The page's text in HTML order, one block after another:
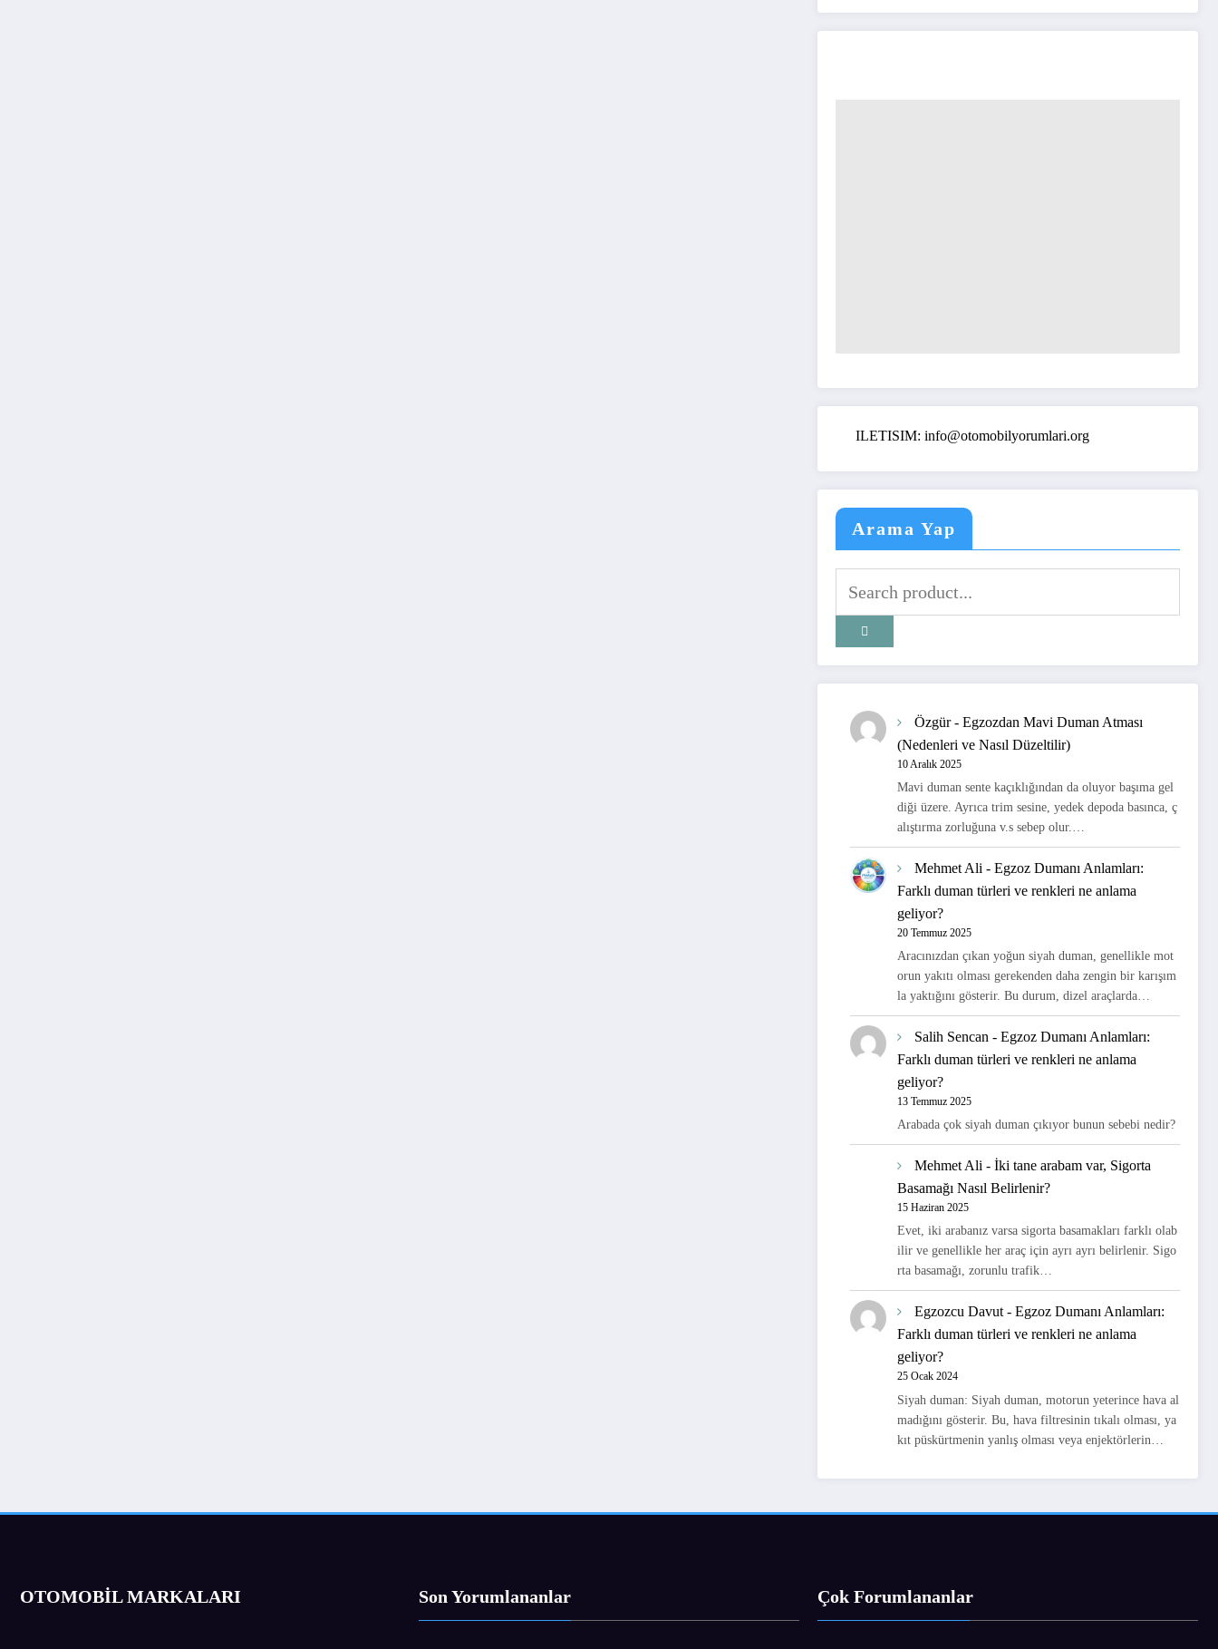
ILETISIM: info@otomobilyorumlari.org
Arama Yap
Özgür-Egzozdan Mavi Duman Atması
(Nedenleri ve Nasıl Düzeltilir)
10 Aralık 2025
Mavi duman sente kaçıklığından da oluyor başıma gel
diği üzere. Ayrıca trim sesine, yedek depoda basınca, ç
alıştırma zorluğuna v.s sebep olur.…
Mehmet Ali -Egzoz Dumanı Anlamları:
Farklı duman türleri ve renkleri ne anlama
geliyor?
20 Temmuz 2025
Aracınızdan çıkan yoğun siyah duman, genellikle mot
orun yakıtı olması gerekenden daha zengin bir karışım
la yaktığını gösterir. Bu durum, dizel araçlarda…
Salih Sencan -Egzoz Dumanı Anlamları:
Farklı duman türleri ve renkleri ne anlama
geliyor?
13 Temmuz 2025
Arabada çok siyah duman çıkıyor bunun sebebi nedir?
Mehmet Ali -İki tane arabam var, Sigorta
Basamağı Nasıl Belirlenir?
15 Haziran 2025
Evet, iki arabanız varsa sigorta basamakları farklı olab
ilir ve genellikle her araç için ayrı ayrı belirlenir. Sigo
rta basamağı, zorunlu trafik…
Egzozcu Davut-Egzoz Dumanı Anlamları:
Farklı duman türleri ve renkleri ne anlama
geliyor?
25 Ocak 2024
Siyah duman: Siyah duman, motorun yeterince hava al
madığını gösterir. Bu, hava filtresinin tıkalı olması, ya
kıt püskürtmenin yanlış olması veya enjektörlerin…
OTOMOBİL MARKALARI Son Yorumlananlar Çok Forumlananlar